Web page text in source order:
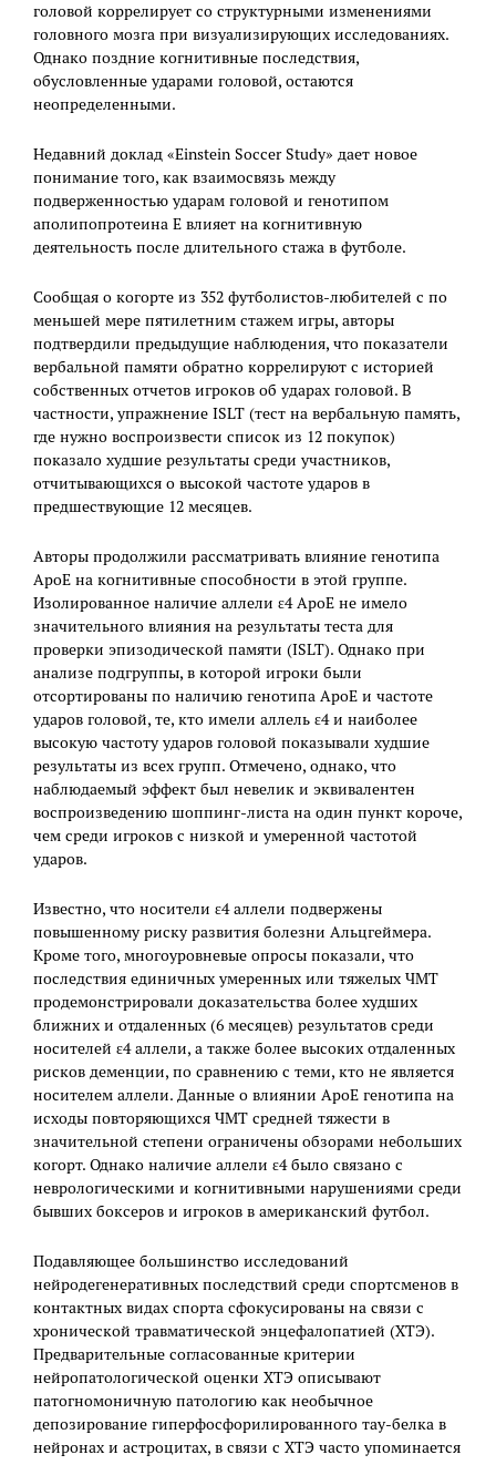
головой коррелирует со структурными изменениями
головного мозга при визуализирующих исследованиях.
Однако поздние когнитивные последствия,
обусловленные ударами головой, остаются
неопределенными.
Недавний доклад «Einstein Soccer Study» дает новое
понимание того, как взаимосвязь между
подверженностью ударам головой и генотипом
аполипопротеина Е влияет на когнитивную
деятельность после длительного стажа в футболе.
Сообщая о когорте из 352 футболистов-любителей с по
меньшей мере пятилетним стажем игры, авторы
подтвердили предыдущие наблюдения, что показатели
вербальной памяти обратно коррелируют с историей
собственных отчетов игроков об ударах головой. В
частности, упражнение ISLT (тест на вербальную память,
где нужно воспроизвести список из 12 покупок)
показало худшие результаты среди участников,
отчитывающихся о высокой частоте ударов в
предшествующие 12 месяцев.
Авторы продолжили рассматривать влияние генотипа
ApoE на когнитивные способности в этой группе.
Изолированное наличие аллели ε4 ApoE не имело
значительного влияния на результаты теста для
проверки эпизодической памяти (ISLT). Однако при
анализе подгруппы, в которой игроки были
отсортированы по наличию генотипа ApoE и частоте
ударов головой, те, кто имели аллель ε4 и наиболее
высокую частоту ударов головой показывали худшие
результаты из всех групп. Отмечено, однако, что
наблюдаемый эффект был невелик и эквивалентен
воспроизведению шоппинг-листа на один пункт короче,
чем среди игроков с низкой и умеренной частотой
ударов.
Известно, что носители ε4 аллели подвержены
повышенному риску развития болезни Альцгеймера.
Кроме того, многоуровневые опросы показали, что
последствия единичных умеренных или тяжелых ЧМТ
продемонстрировали доказательства более худших
ближних и отдаленных (6 месяцев) результатов среди
носителей ε4 аллели, а также более высоких отдаленных
рисков деменции, по сравнению с теми, кто не является
носителем аллели. Данные о влиянии ApoE генотипа на
исходы повторяющихся ЧМТ средней тяжести в
значительной степени ограничены обзорами небольших
когорт. Однако наличие аллели ε4 было связано с
неврологическими и когнитивными нарушениями среди
бывших боксеров и игроков в американский футбол.
Подавляющее большинство исследований
нейродегенеративных последствий среди спортсменов в
контактных видах спорта сфокусированы на связи с
хронической травматической энцефалопатией (ХТЭ).
Предварительные согласованные критерии
нейропатологической оценки ХТЭ описывают
патогномоничную патологию как необычное
депозирование гиперфосфорилированного тау-белка в
нейронах и астроцитах, в связи с ХТЭ часто упоминается